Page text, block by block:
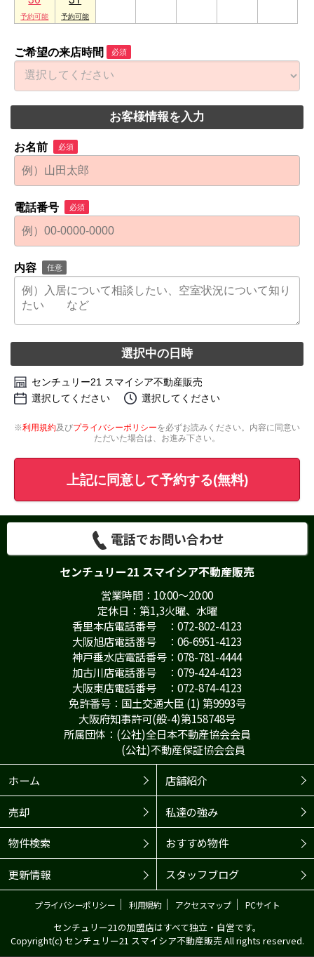
ご希望の来店時間 必須
お客様情報を入力
お名前 必須
電話番号 必須
内容 任意
選択中の日時
センチュリー21 スマイシア不動産販売
選択してください
選択してください
※利用規約及びプライバシーポリシーを必ずお読みください。内容に同意い
ただいた場合は、お進み下さい。
上記に同意して予約する(無料)
電話でお問い合わせ
センチュリー21 スマイシア不動産販売
営業時間：10:00～20:00
定休日：第1,3火曜、水曜
香里本店電話番号 ：072-802-4123
大阪旭店電話番号 ：06-6951-4123
神戸垂水店電話番号：078-781-4444
加古川店電話番号 ：079-424-4123
大阪東店電話番号 ：072-874-4123
免許番号：国土交通大臣 (1) 第9993号
大阪府知事許可(般-4)第158748号
所属団体：(公社)全日本不動産協会会員
(公社)不動産保証協会会員
ホーム
店舗紹介
売却 私達の強み
物件検索 おすすめ物件
更新情報 スタッフブログ
プライバシーポリシー ｜ 利用規約｜ アクセスマップ｜ PCサイト
センチュリー21の加盟店はすべて独立・自営です。
Copyright(c) センチュリー21 スマイシア不動産販売 All rights reserved.